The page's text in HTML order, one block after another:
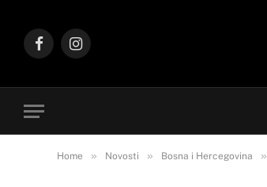
FacebookInstagram
Home » Novosti » Bosna i Hercegovina »